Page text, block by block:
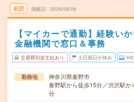
未読 掲載日 2026/08/06
【マイカーで通勤】経験い
金融機関で窓口＆事務
交通費別途支給あり 土日祝日が休み
勤務地
神奈川県秦野市
秦野駅から徒歩15分／渋沢駅
分